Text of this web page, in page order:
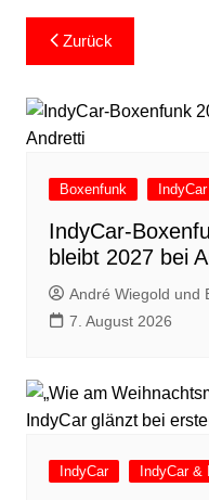
Zurück
Boxenfunk IndyCar
IndyCar-
bleibt 2027 bei
André Wiegold und
7. August 2026
IndyCar IndyCar &